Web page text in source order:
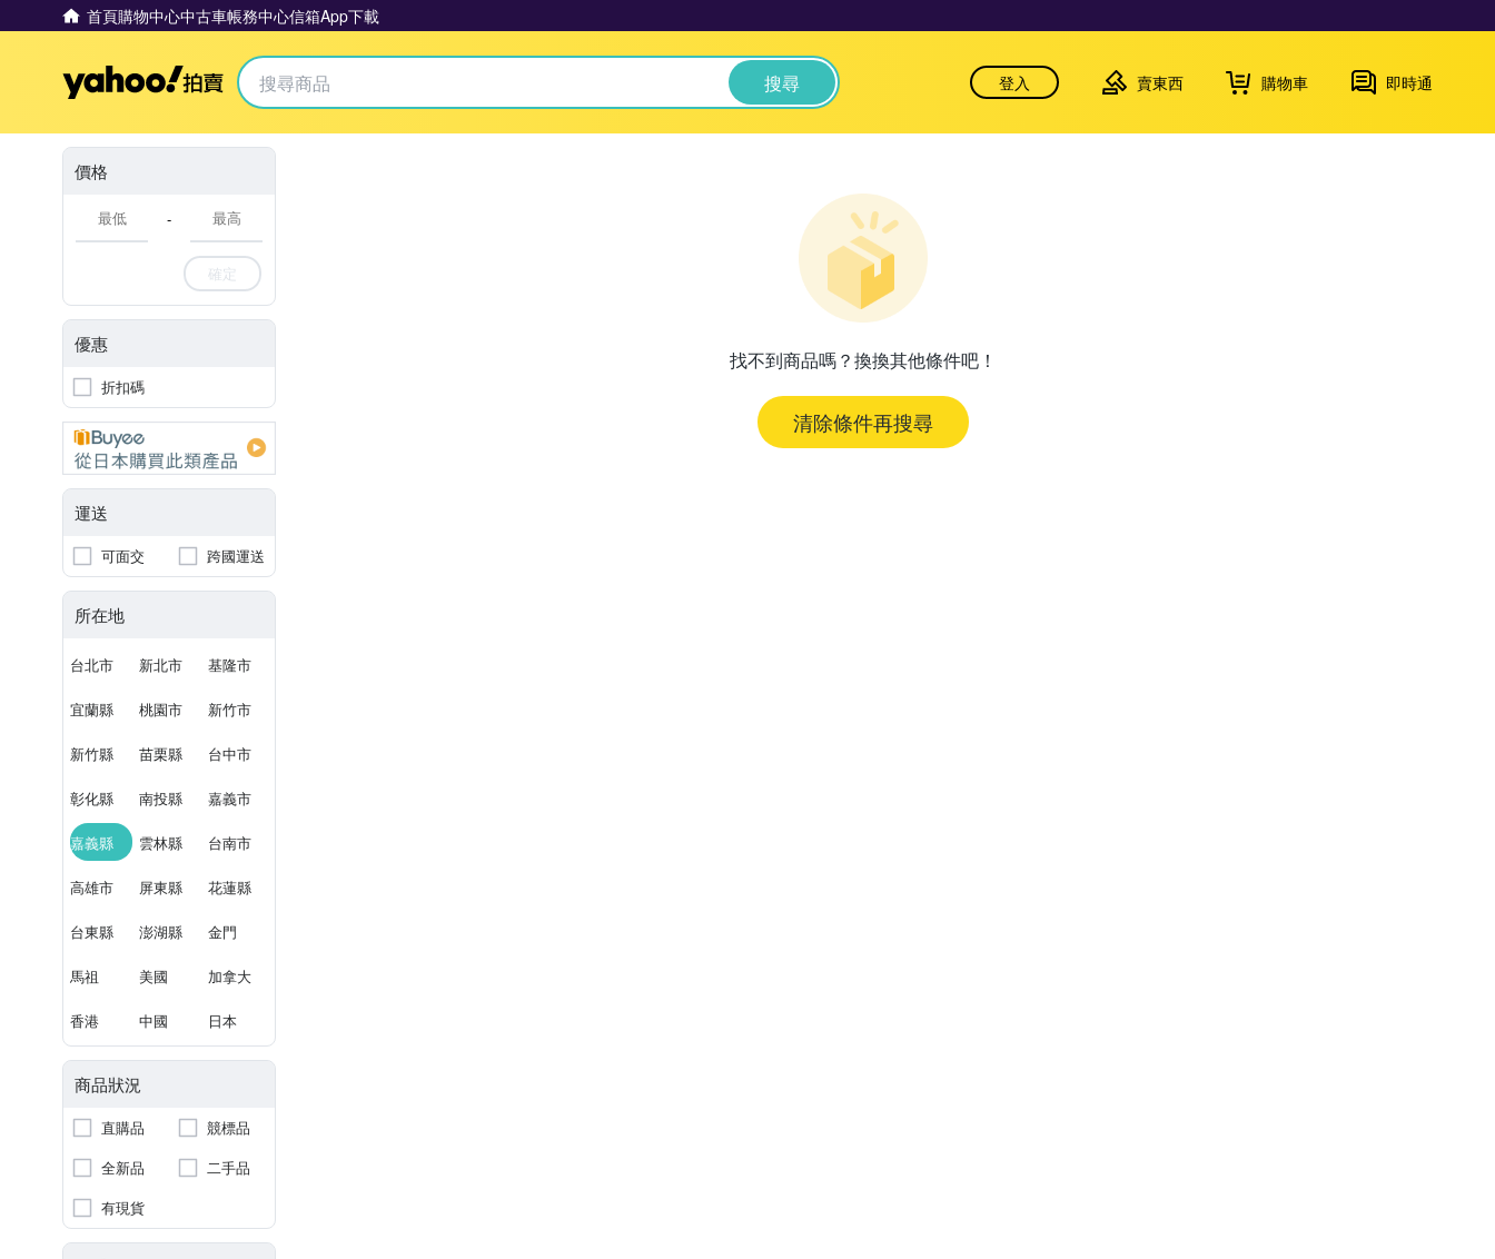
首頁購物中心中古車帳務中心信箱App下載
Yahoo拍賣 搜尋 登入 賣東西 購物車 即時通
價格
-
確定
優惠
折扣碼
運送
可面交 跨國運送
所在地
台北市 新北市 基隆市
宜蘭縣 桃園市 新竹市
新竹縣 苗栗縣 台中市
彰化縣 南投縣 嘉義市
嘉義縣 雲林縣 台南市
高雄市 屏東縣 花蓮縣
台東縣 澎湖縣 金門
馬祖 美國 加拿大
香港 中國 日本
商品狀況
直購品
競標品
全新品
二手品
有現貨
找不到商品嗎？換換其他條件吧！
清除條件再搜尋